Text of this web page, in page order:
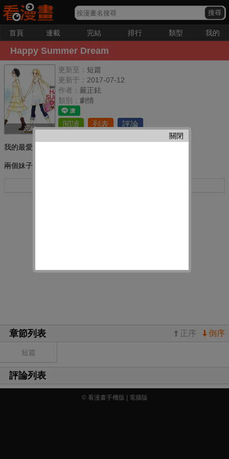
首頁 連載 完結 排行 類型 我的
Happy Summer Dream
完結
更新至： 短篇
更新于： 2017-07-12
作者： 嚴正鉉
類別： 劇情
閱讀 列表 評論
我的最愛：
兩個妹子玩耍的一天
章節列表 倒序
正序
短篇
評論列表
關閉
© 看漫畫手機版 | 電腦版